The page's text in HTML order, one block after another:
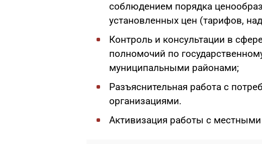
соблюдением порядка
установленных цен (тарифов,
Контроль и консультации в
полномочий по
муниципальными районами;
Разъяснительная работа с
организациями.
Активизация работы с